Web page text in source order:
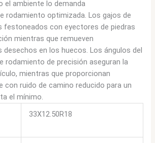
el ambiente lo demanda
rodamiento optimizada. Los gajos de
festoneados con eyectores de piedras
mientras que remueven
en los huecos. Los ángulos del
rodamiento de precisión aseguran la
mientras que proporcionan
con ruido de camino reducido para un
el mínimo.
33X12.50R18